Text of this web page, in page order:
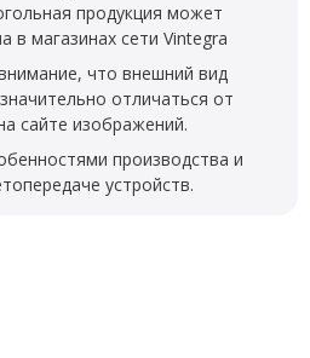
продукция может
в магазинах сети Vintegra
что внешний вид
отличаться от
сайте изображений.
производства и
устройств.